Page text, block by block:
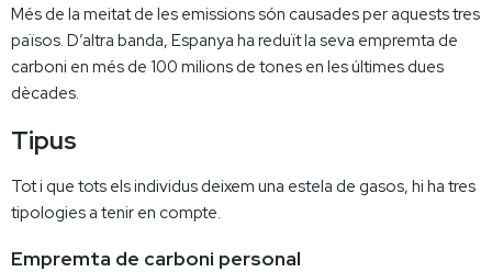
Més de la meitat de les emissions són causades per aquests tres
països. D’altra banda, Espanya ha reduït la seva empremta de
carboni en més de 100 milions de tones en les últimes dues
dècades.
Tipus
Tot i que tots els individus deixem una estela de gasos, hi ha tres
tipologies a tenir en compte.
Empremta de carboni personal